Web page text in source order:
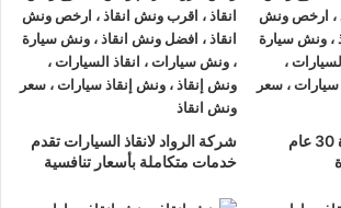
بتقديم خدماتنا باحترافية عالية ونعمل منذ
الطرق السريعة بكافة انحاء جمهورية مصر العربية
بين الشركة وعملائها و انقاذ ونقل
سحب السياراتمن الحوادث.
سياراتفي المحور
ونش انقاذ الرواد خبرة 30 عام
شركة الرواد لانقاذ السيارات تقدم
خدمات متكاملة بأسعار تنافسية